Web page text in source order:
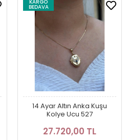
KARGO
BEDAVA
14 Ayar Altın Anka Kuşu
Kolye Ucu 527
27.720,00 TL